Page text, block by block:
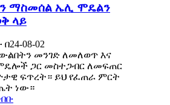
ማስመሰል ኤሊ ሞዴልን
ላይ
08-02
መንገድ ለመለወጥ እና
ጋር መስተጋብር ለመፍጠር
ፍጥረት። ይህ የፈጠራ ምርት
ነው።